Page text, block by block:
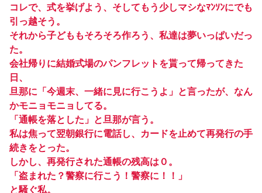
コレで、式を挙げよう、そしてもう少しマシなﾏﾝｿﾝにでも
引っ越そう。
それから子どももそろそろ作ろう、私達は夢いっぱいだっ
た。
会社帰りに結婚式場のパンフレットを貰って帰ってきた
日、
旦那に「今週末、一緒に見に行こうよ」と言ったが、なん
かモニョモニョしてる。
「通帳を落とした」と旦那が言う。
私は焦って翌朝銀行に電話し、カードを止めて再発行の手
続きをとった。
しかし、再発行された通帳の残高は０。
「盗まれた？警察に行こう！警察に！！」
と騒ぐ私。